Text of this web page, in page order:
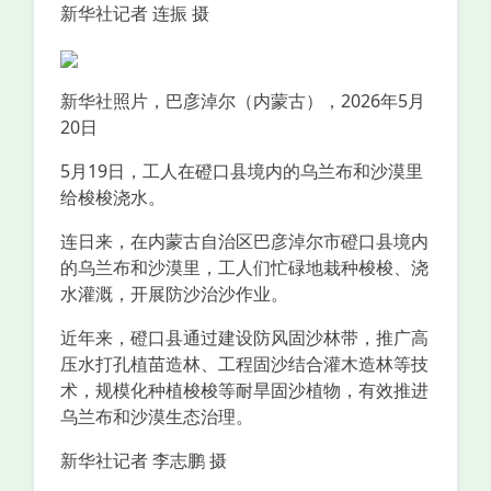
新华社记者 连振 摄
新华社照片，巴彦淖尔（内蒙古），2026年5月
20日
5月19日，工人在磴口县境内的乌兰布和沙漠里
给梭梭浇水。
连日来，在内蒙古自治区巴彦淖尔市磴口县境内
的乌兰布和沙漠里，工人们忙碌地栽种梭梭、浇
水灌溉，开展防沙治沙作业。
近年来，磴口县通过建设防风固沙林带，推广高
压水打孔植苗造林、工程固沙结合灌木造林等技
术，规模化种植梭梭等耐旱固沙植物，有效推进
乌兰布和沙漠生态治理。
新华社记者 李志鹏 摄